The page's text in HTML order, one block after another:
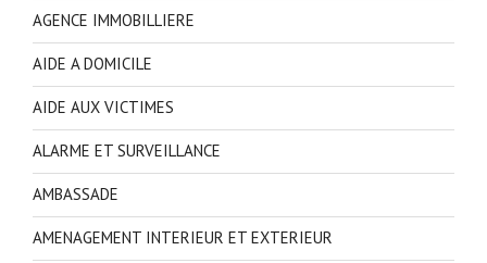
AGENCE IMMOBILLIERE
AIDE A DOMICILE
AIDE AUX VICTIMES
ALARME ET SURVEILLANCE
AMBASSADE
AMENAGEMENT INTERIEUR ET EXTERIEUR